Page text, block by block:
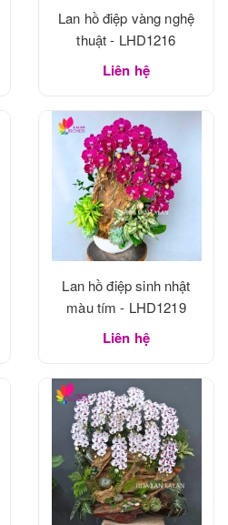
Lan hồ điệp vàng nghệ
thuật - LHD1216
Liên hệ
Lan hồ điệp sinh nhật
màu tím - LHD1219
Liên hệ